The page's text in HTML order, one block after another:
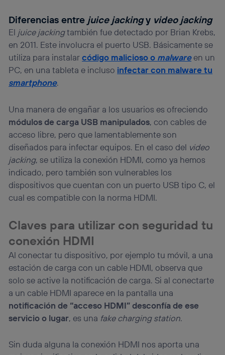
Diferencias entre juice jackingy video jacking
El juice jackingtambién fue detectado por Brian Krebs,
en 2011. Este involucra el puerto USB. Básicamente se
utiliza para instalarcódigo malicioso o malwareen un
PC, en una tableta e incluso infectar con malware tu
smartphone.
Una manera de engañar a los usuarios es ofreciendo
módulos de carga USB manipulados, con cables de
acceso libre, pero que lamentablemente son
diseñados para infectar equipos. En el caso del video
jacking, se utiliza la conexión HDMI, como ya hemos
indicado, pero también son vulnerables los
dispositivos que cuentan con un puerto USB tipo C, el
cual es compatible con la norma HDMI.
Claves para utilizar con seguridad tu
conexión HDMI
Al conectar tu dispositivo, por ejemplo tu móvil, a una
estación de carga con un cable HDMI, observa que
solo se active la notificación de carga. Si al conectarte
a un cable HDMI aparece en la pantalla una
notificación de “acceso HDMI”desconfía de ese
servicio o lugar, es una fake charging station.
Sin duda alguna la conexión HDMI nos aporta una